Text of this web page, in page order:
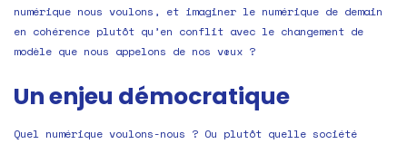
numérique nous voulons, et imaginer le numérique de demain
en cohérence plutôt qu’en conflit avec le changement de
modèle que nous appelons de nos vœux ?
Un enjeu démocratique
Quel numérique voulons-nous ? Ou plutôt quelle société